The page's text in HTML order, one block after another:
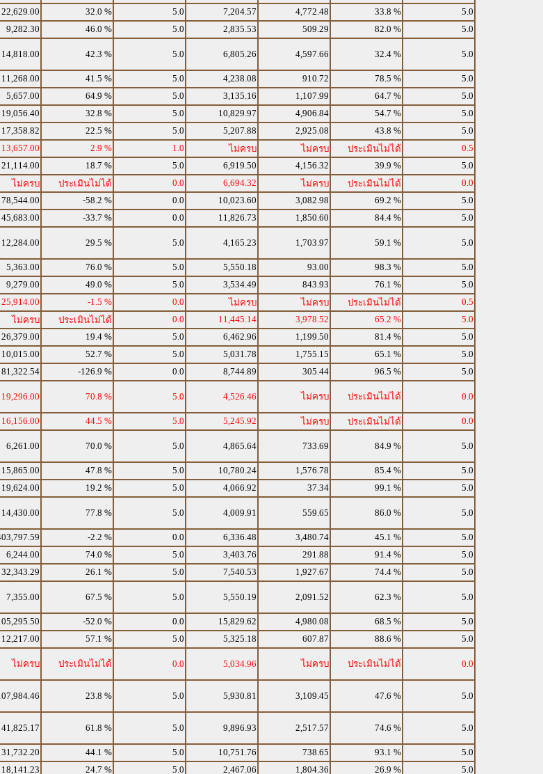
22,629.00 32.0 % 5.0 7,204.57 4,772.48 33.8 %
5.0
9,282.30 46.0 % 5.0 2,835.53 509.29 82.0 %
5.0
14,818.00 42.3 % 5.0 6,805.26 4,597.66 32.4 % 5.0
11,268.00 41.5 % 5.0 4,238.08 910.72 78.5 %
5.0
5,657.00 64.9 % 5.0 3,135.16 1,107.99 64.7 %
5.0
19,056.40 32.8 % 5.0 10,829.97 4,906.84 54.7 %
5.0
17,358.82 22.5 % 5.0 5,207.88 2,925.08 43.8 %
5.0
13,657.00 2.9 % 1.0 ไม่ครบ ไม่ครบ ประเมินไม่ได้
0.5
21,114.00 18.7 % 5.0 6,919.50 4,156.32 39.9 %
5.0
ไม่ครบ ประเมินไม่ได้ 0.0 6,694.32 ไม่ครบ ประเมินไม่ได้
0.0
78,544.00 -58.2 % 0.0 10,023.60 3,082.98 69.2 %
5.0
45,683.00 -33.7 % 0.0 11,826.73 1,850.60 84.4 %
5.0
12,284.00 29.5 % 5.0 4,165.23 1,703.97 59.1 % 5.0
5,363.00 76.0 % 5.0 5,550.18 93.00 98.3 %
5.0
9,279.00 49.0 % 5.0 3,534.49 843.93 76.1 %
5.0
25,914.00 -1.5 % 0.0 ไม่ครบ ไม่ครบ ประเมินไม่ได้
0.5
ไม่ครบ ประเมินไม่ได้ 0.0 11,445.14 3,978.52 65.2 %
5.0
26,379.00 19.4 % 5.0 6,462.96 1,199.50 81.4 %
5.0
10,015.00 52.7 % 5.0 5,031.78 1,755.15 65.1 %
5.0
81,322.54 -126.9 % 0.0 8,744.89 305.44 96.5 %
5.0
19,296.00 70.8 % 5.0 4,526.46 ไม่ครบ ประเมินไม่ได้ 0.0
16,156.00 44.5 % 5.0 5,245.92 ไม่ครบ ประเมินไม่ได้
0.0
6,261.00 70.0 % 5.0 4,865.64 733.69 84.9 % 5.0
15,865.00 47.8 % 5.0 10,780.24 1,576.78 85.4 %
5.0
19,624.00 19.2 % 5.0 4,066.92 37.34 99.1 %
5.0
14,430.00 77.8 % 5.0 4,009.91 559.65 86.0 % 5.0
-2.2 % 0.0 6,336.48 3,480.74 45.1 %
5.0
6,244.00 74.0 % 5.0 3,403.76 291.88 91.4 %
5.0
32,343.29 26.1 % 5.0 7,540.53 1,927.67 74.4 %
5.0
7,355.00 67.5 % 5.0 5,550.19 2,091.52 62.3 % 5.0
-52.0 % 0.0 15,829.62 4,980.08 68.5 %
5.0
12,217.00 57.1 % 5.0 5,325.18 607.87 88.6 %
5.0
ไม่ครบ ประเมินไม่ได้ 0.0 5,034.96 ไม่ครบ ประเมินไม่ได้ 0.0
23.8 % 5.0 5,930.81 3,109.45 47.6 % 5.0
41,825.17 61.8 % 5.0 9,896.93 2,517.57 74.6 % 5.0
31,732.20 44.1 % 5.0 10,751.76 738.65 93.1 %
5.0
18,141.23 24.7 % 5.0 2,467.06 1,804.36 26.9 % 5.0